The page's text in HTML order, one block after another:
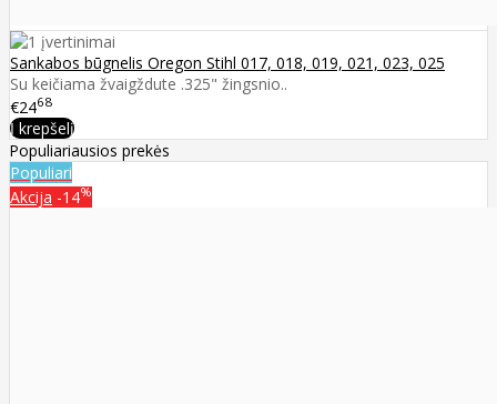
Sankabos būgnelis Oregon Stihl 017, 018, 019, 021, 023, 025
Su keičiama žvaigždute .325" žingsnio..
€2468
Į krepšelį
Populiariausios prekės
Populiari
Akcija -14%